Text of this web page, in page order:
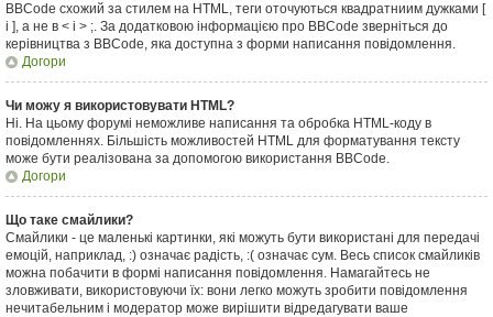
BBCode схожий за стилем на HTML, теги оточуються квадратниим дужками [
і ], а не в < і > ;. За додатковою інформацією про BBCode зверніться до
керівництва з BBCode, яка доступна з форми написання повідомлення.
Догори
Чи можу я використовувати HTML?
Ні. На цьому форумі неможливе написання та обробка HTML-коду в
повідомленнях. Більшість можливостей HTML для форматування тексту
може бути реалізована за допомогою використання BBCode.
Догори
Що таке смайлики?
Смайлики - це маленькі картинки, які можуть бути використані для передачі
емоцій, наприклад, :) означає радість, :( означає сум. Весь список смайликів
можна побачити в формі написання повідомлення. Намагайтесь не
зловживати, використовуючи їх: вони легко можуть зробити повідомлення
нечитабельним і модератор може вирішити відредагувати ваше